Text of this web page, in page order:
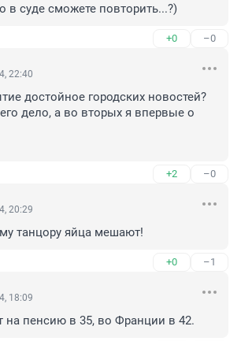
в суде сможете повторить...?)
+0 –0
22:40
достойное городских новостей?
дело, а во вторых я впервые о
+2 –0
20:29
танцору яйца мешают!
+0 –1
18:09
на пенсию в 35, во Франции в 42.